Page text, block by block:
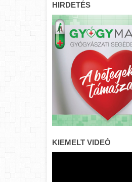
HIRDETÉS
KIEMELT VIDEÓ